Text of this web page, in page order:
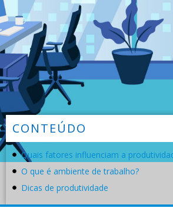
CONTEÚDO
Quais fatores influenciam a
O que é ambiente de trabalho?
Dicas de produtividade